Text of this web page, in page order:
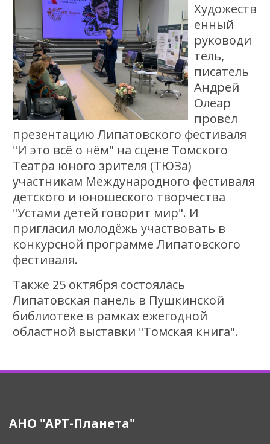
Художеств
енный
руководи
тель,
писатель
Андрей
Олеар
провёл
презентацию Липатовского фестиваля
"И это всё о нём" на сцене Томского
Театра юного зрителя (ТЮЗа)
участникам Международного фестиваля
детского и юношеского творчества
"Устами детей говорит мир". И
пригласил молодёжь участвовать в
конкурсной программе Липатовского
фестиваля.
Также 25 октября состоялась
Липатовская панель в Пушкинской
библиотеке в рамках ежегодной
областной выставки "Томская книга".
АНО "АРТ-Планета"